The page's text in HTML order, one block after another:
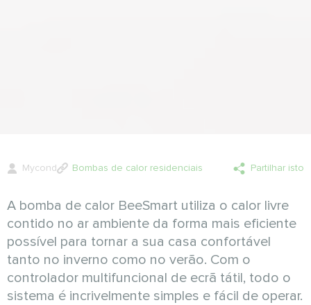
Mycond Bombas de calor residenciais Partilhar isto
A bomba de calor BeeSmart utiliza o calor livre
contido no ar ambiente da forma mais eficiente
possível para tornar a sua casa confortável
tanto no inverno como no verão. Com o
controlador multifuncional de ecrã tátil, todo o
sistema é incrivelmente simples e fácil de operar.